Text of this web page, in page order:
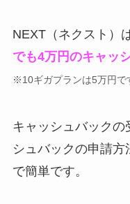
NEXT（ネクスト）
でも4万円のキャッ
※10ギガプランは5万円で
キャッシュバックの
シュバックの申請
で簡単です。